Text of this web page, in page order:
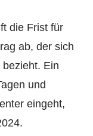
die Frist für
ab, der sich
Ein
und
eingeht,